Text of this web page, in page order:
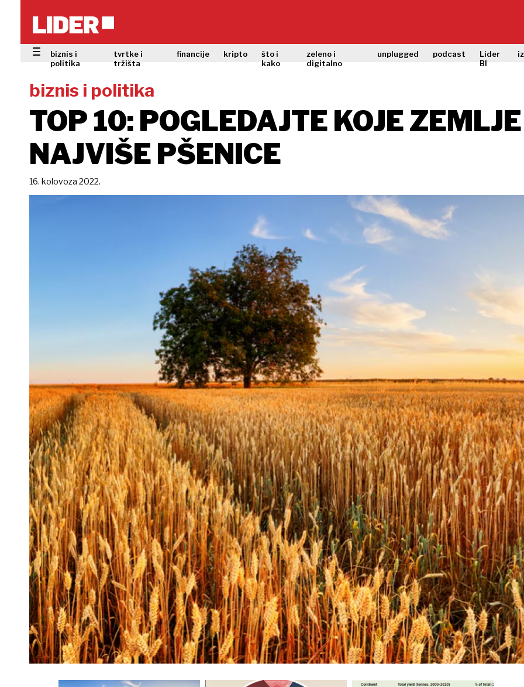
biznis i
politika
tvrtke i
tržišta
financije kripto
što i
kako
zeleno i
digitalno
unplugged podcast
Lider
BI
biznis i politika
TOP 10: POGLEDAJTE KOJE
NAJVIŠE PŠENICE
16. kolovoza 2022.